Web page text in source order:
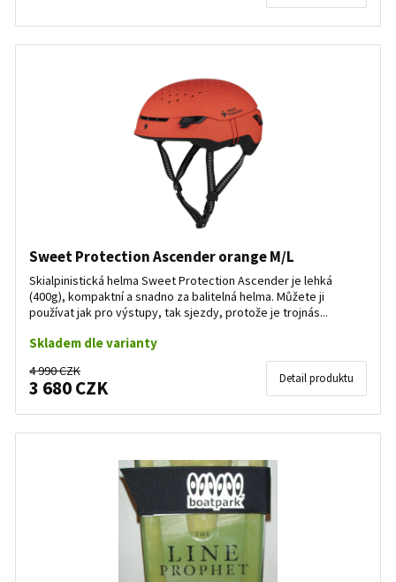
Sweet Protection Ascender orange M/L
Skialpinistická helma Sweet Protection Ascender je lehká
(400g), kompaktní a snadno za balitelná helma. Můžete ji
používat jak pro výstupy, tak sjezdy, protože je trojnás...
Skladem dle varianty
4 990 CZK
3 680 CZK Detail produktu